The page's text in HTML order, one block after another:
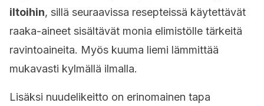
iltoihin, sillä seuraavissa resepteissä käytettävät
raaka-aineet sisältävät monia elimistölle tärkeitä
ravintoaineita. Myös kuuma liemi lämmittää
mukavasti kylmällä ilmalla.
Lisäksi nuudelikeitto on erinomainen tapa